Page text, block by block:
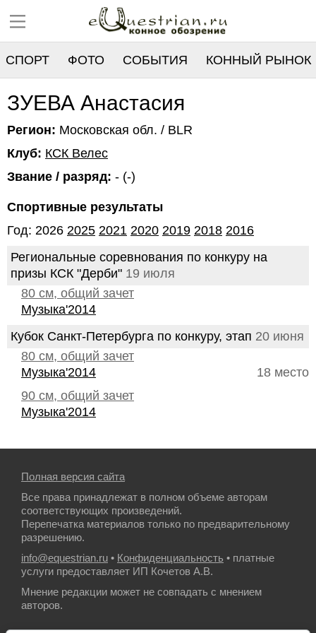
СПОРТ ФОТО СОБЫТИЯ КОННЫЙ РЫНОК
РЕЕСТР
ЗУЕВА Анастасия
Регион: Московская обл. / BLR
Клуб: КСК Велес
Звание / разряд: - (-)
Спортивные результаты
Год: 2026 2025 2021 2020 2019 2018 2016
Региональные соревнования по конкуру на
призы КСК "Дерби" 19 июля
80 см, общий зачет
Музыка'2014
Кубок Санкт-Петербурга по конкуру, этап 20 июня
80 см, общий зачет
18 место
Музыка'2014
90 см, общий зачет
Музыка'2014
Полная версия сайта
Все права принадлежат в полном объеме авторам
соответствующих произведений.
Перепечатка материалов только по предварительному
разрешению.
info@equestrian.ru • Конфиденциальность • платные
услуги предоставляет ИП Кочетов А.В.
Мнение редакции может не совпадать с мнением
авторов.